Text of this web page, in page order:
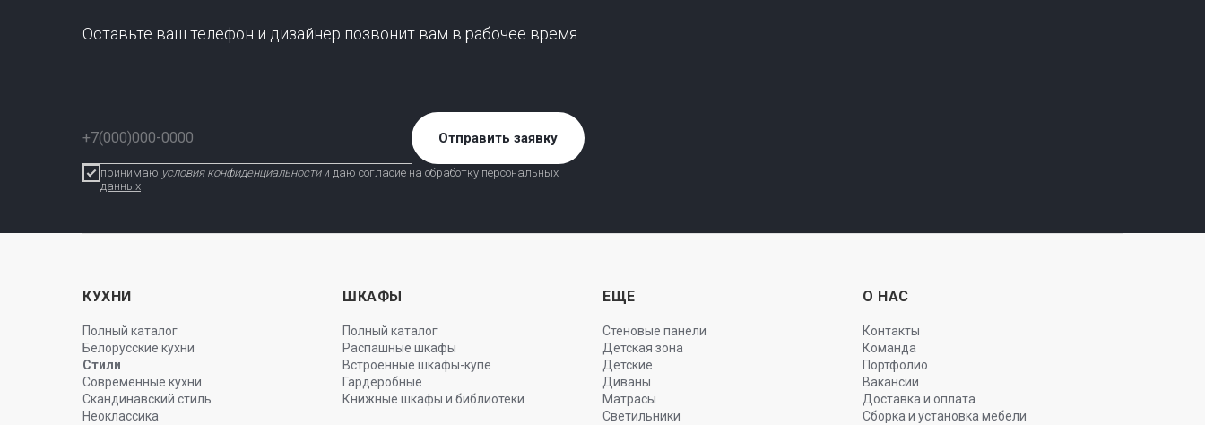
Оставьте ваш телефон и дизайнер позвонит вам в рабочее время
принимаю условия конфиденциальностии даю согласие на обработку персональных
данных
Отправить заявку
КУХНИ
Полный каталог
Белорусские кухни
Стили
Современные кухни
Скандинавский стиль
Неоклассика
ШКАФЫ
Полный каталог
Распашные шкафы
Встроенные шкафы-купе
Гардеробные
Книжные шкафы и библиотеки
ЕЩЕ
Стеновые панели
Детская зона
Детские
Диваны
Матрасы
Светильники
О НАС
Контакты
Команда
Портфолио
Вакансии
Доставка и оплата
Сборка и установка мебели